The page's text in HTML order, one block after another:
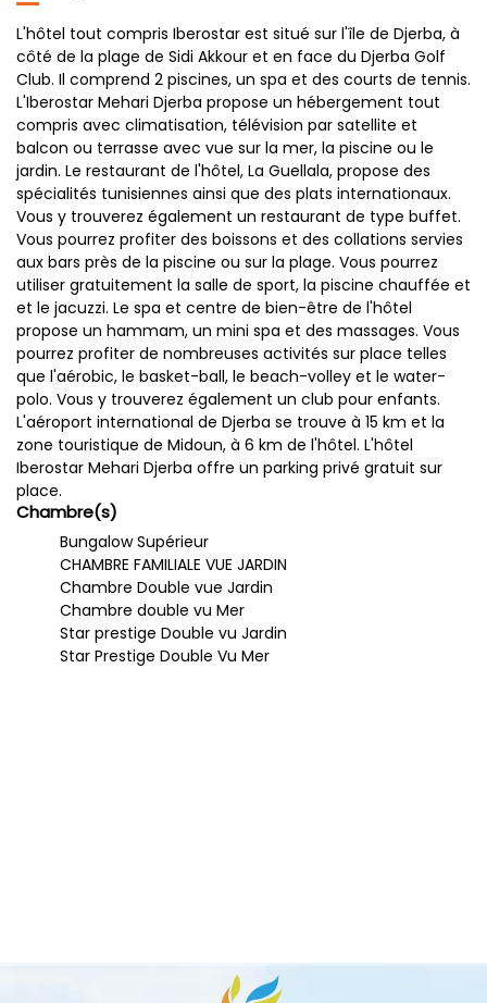
L'hôtel tout compris Iberostar est situé sur l'île de Djerba, à
côté de la plage de Sidi Akkour et en face du Djerba Golf
Club. Il comprend 2 piscines, un spa et des courts de tennis.
L'Iberostar Mehari Djerba propose un hébergement tout
compris avec climatisation, télévision par satellite et
balcon ou terrasse avec vue sur la mer, la piscine ou le
jardin. Le restaurant de l'hôtel, La Guellala, propose des
spécialités tunisiennes ainsi que des plats internationaux.
Vous y trouverez également un restaurant de type buffet.
Vous pourrez profiter des boissons et des collations servies
aux bars près de la piscine ou sur la plage. Vous pourrez
utiliser gratuitement la salle de sport, la piscine chauffée et
et le jacuzzi. Le spa et centre de bien-être de l'hôtel
propose un hammam, un mini spa et des massages. Vous
pourrez profiter de nombreuses activités sur place telles
que l'aérobic, le basket-ball, le beach-volley et le water-
polo. Vous y trouverez également un club pour enfants.
L'aéroport international de Djerba se trouve à 15 km et la
zone touristique de Midoun, à 6 km de l'hôtel. L'hôtel
Iberostar Mehari Djerba offre un parking privé gratuit sur
place.
Chambre(s)
Bungalow Supérieur
CHAMBRE FAMILIALE VUE JARDIN
Chambre Double vue Jardin
Chambre double vu Mer
Star prestige Double vu Jardin
Star Prestige Double Vu Mer